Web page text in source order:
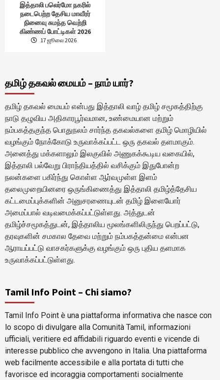
இத்தாலி பலெர்மோ நகரில்
நடைபெற்ற தேசிய மாவீரர்
நினைவு சுமந்த வெற்றி
கிண்ணப் போட்டிகள் 2026
17 ஜூலை 2026
தமிழ் தகவல் மையம் – நாம் யார்?
தமிழ் தகவல் மையம் என்பது இத்தாலி வாழ் தமிழ் சமூகத்திற்கு
நாடு தழுவிய அதிகாரபூர்வமான, உண்மையான மற்றும்
நம்பகத்தகுந்த பொதுநலம் சார்ந்த தகவல்களை தமிழ் மொழியில்
வழங்கும் நோக்கோடு உருவாக்கப்பட்ட ஒரு தகவல் தளமாகும்.
அனைத்து மக்களாலும் இலகுவில் அணுகக்கூடிய வகையில்,
இத்தாலி பல்வேறு பிராந்தியத்தில் வசிக்கும் இதுபோன்ற
நலன்களை பகிர்ந்து கொள்ள ஆர்வமுள்ள இளம்
தலைமுறையினரை ஒருங்கிணைத்து இத்தாலி தமிழ்த்தேசிய
கட்டமைப்புக்களின் அனுசரணையுடன் தமிழ் இளையோர்
அமைப்பால் வடிவமைக்கப்பட்டுள்ளது. அத்துடன்
தமிழ்ச்சமூகத்துடன், இத்தாலிய மூலங்களிலிருந்து பெறப்பட்டு,
தரவுகளின் சமகால தேவை மற்றும் நம்பகத்தன்மை என்பன
ஆராயப்பட்டு வாசகர்களுக்கு வழங்கும் ஒரு புதிய தளமாக
உருவாக்கப்பட்டுள்ளது.
Tamil Info Point – Chi siamo?
Tamil Info Point è una piattaforma informativa che nasce con
lo scopo di divulgare alla Comunità Tamil, informazioni
ufficiali, veritiere ed affidabili riguardo eventi e vicende di
interesse pubblico che avvengono in Italia. Una piattaforma
web facilmente accessibile e alla portata di tutti che
favorisce ed incoraggia comportamenti socialmente